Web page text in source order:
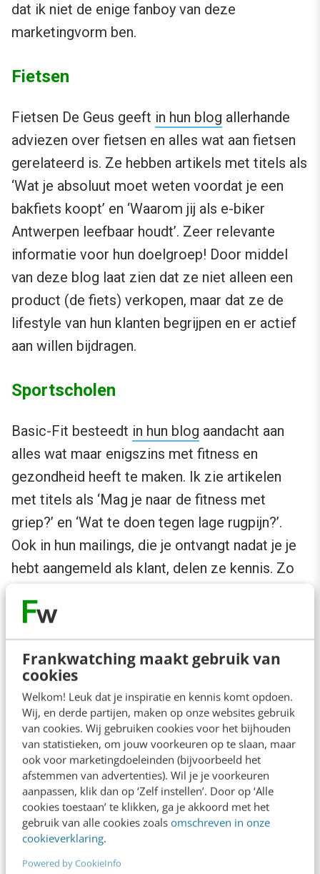
Frankwatching maakt gebruik van
cookies
Welkom! Leuk dat je inspiratie en kennis komt opdoen.
Wij, en derde partijen, maken op onze websites gebruik
van cookies. Wij gebruiken cookies voor het bijhouden
van statistieken, om jouw voorkeuren op te slaan, maar
ook voor marketingdoeleinden (bijvoorbeeld het
afstemmen van advertenties). Wil je je voorkeuren
aanpassen, klik dan op ‘Zelf instellen’. Door op ‘Alle
cookies toestaan’ te klikken, ga je akkoord met het
gebruik van alle cookies zoals omschreven in onze
cookieverklaring.
Powered by CookieInfo
dat ik niet de enige fanboy van deze
marketingvorm ben.
Fietsen
Fietsen De Geus geeft in hun blog allerhande
adviezen over fietsen en alles wat aan fietsen
gerelateerd is. Ze hebben artikels met titels als
‘Wat je absoluut moet weten voordat je een
bakfiets koopt’ en ‘Waarom jij als e-biker
Antwerpen leefbaar houdt’. Zeer relevante
informatie voor hun doelgroep! Door middel
van deze blog laat zien dat ze niet alleen een
product (de fiets) verkopen, maar dat ze de
lifestyle van hun klanten begrijpen en er actief
aan willen bijdragen.
Sportscholen
Basic-Fit besteedt in hun blog aandacht aan
alles wat maar enigszins met fitness en
gezondheid heeft te maken. Ik zie artikelen
met titels als ‘Mag je naar de fitness met
griep?’ en ‘Wat te doen tegen lage rugpijn?’.
Ook in hun mailings, die je ontvangt nadat je je
hebt aangemeld als klant, delen ze kennis. Zo
laatst een mail waarin het belang van goede
hydratatie werd uitgelegd. Door middel van
deze blogs en nieuwsbrieven maakt ook Basic-
Fit duidelijk dat niet de sportscholen het
middelpunt van hun bestaan zijn, maar de
lifestyle van de klant.
Brillenwinkel
Ace & Tate maakt inhun blogheel goed
duidelijk dat ze geen gewone brillenwinkel zijn.
Op hun site prijken interviews met muzikanten,